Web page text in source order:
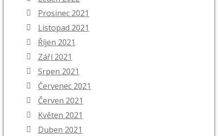
Prosinec 2021
Listopad 2021
Říjen 2021
Září 2021
Srpen 2021
Červenec 2021
Červen 2021
Květen 2021
Duben 2021